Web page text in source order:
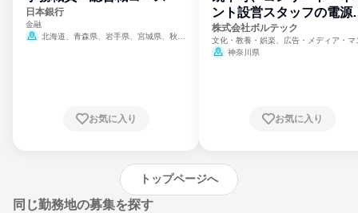
日本銀行
金融
北海道、青森県、岩手県、宮城県、秋田
崎県、熊本県、大分県、宮崎県、鹿児島県、
お気に入り
ント設営スタッフの電源
門
株式会社ボルテック
文化・教養・娯楽、広告・メディア・マ
ミ、電力・ガス・水道・エネルギー
神奈川県
お気に入り
トップページへ
同じ勤務地の募集を探す